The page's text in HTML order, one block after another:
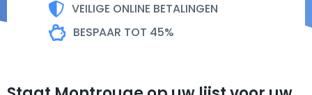
VEILIGE ONLINE BETALINGEN
BESPAAR TOT 45%